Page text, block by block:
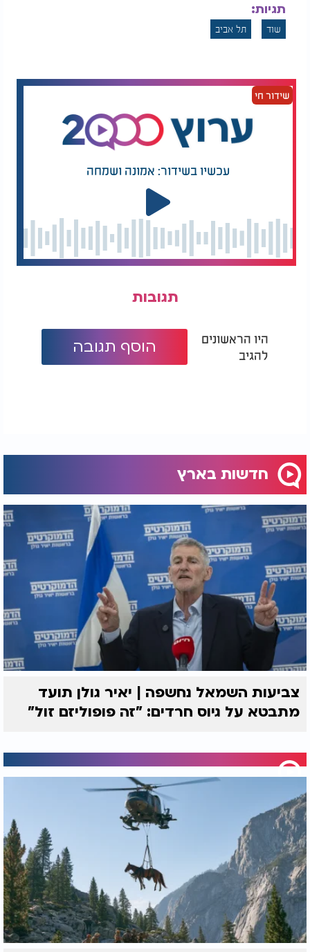
תגיות:
שוד תל אביב
שידור חי
עכשיו בשידור: אמונה ושמחה
תגובות
היו הראשונים
להגיב
הוסף תגובה
חדשות בארץ
צביעות השמאל נחשפה | יאיר גולן תועד
מתבטא על גיוס חרדים: "זה פופוליזם זול"